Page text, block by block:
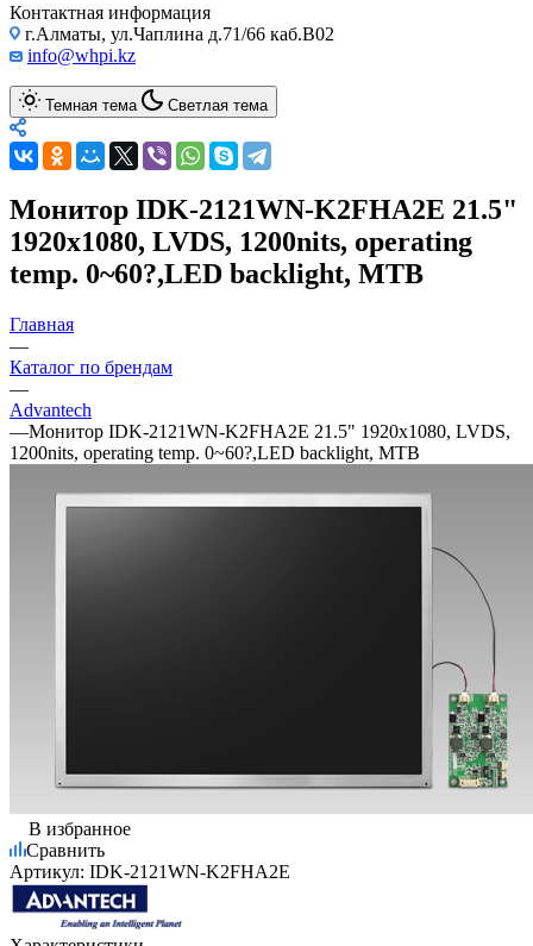
Контактная информация
г.Алматы, ул.Чаплина д.71/66 каб.B02
info@whpi.kz
Темная тема Светлая тема
Монитор IDK-2121WN-K2FHA2E 21.5"
1920x1080, LVDS, 1200nits, operating
temp. 0~60?,LED backlight, MTB
Главная
—
Каталог по брендам
—
Advantech
—Монитор IDK-2121WN-K2FHA2E 21.5" 1920x1080, LVDS,
1200nits, operating temp. 0~60?,LED backlight, MTB
В избранное
Сравнить
Артикул: IDK-2121WN-K2FHA2E